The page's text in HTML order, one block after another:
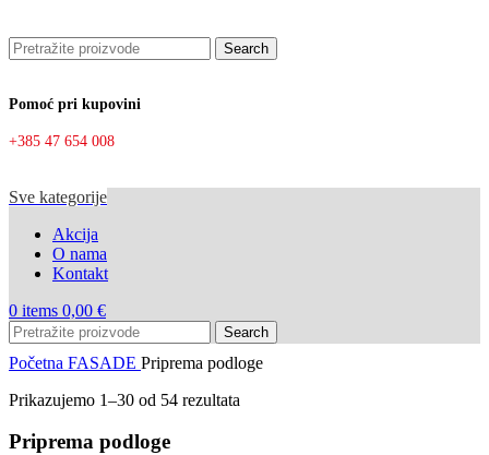
Search
Pomoć pri kupovini
+385 47 654 008
Sve kategorije
Akcija
O nama
Kontakt
0 items 0,00 €
Search
Početna FASADE Priprema podloge
Prikazujemo 1–30 od 54 rezultata
Priprema podloge